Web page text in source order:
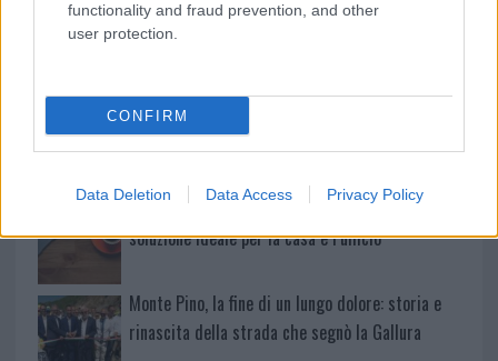
functionality and fraud prevention, and other
user protection.
CONFIRM
Data Deletion Data Access Privacy Policy
Calangianus, dopo le polemiche il centro
Olbia, divieto di sosta contro spaccio e degrado:
esplode la protesta
Pausa caffè impeccabile: come scegliere la
soluzione ideale per la casa e l’ufficio
Monte Pino, la fine di un lungo dolore: storia e
rinascita della strada che segnò la Gallura